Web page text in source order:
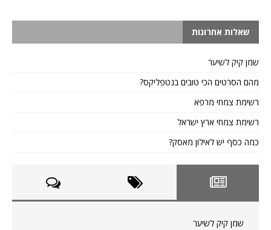
שאלות אחרונות
שמן קיק לשיער
מהם הסרטים הכי טובים בנטפליקס?
רשימת צמחי מרפא
רשימת צמחי ארץ ישראל
כמה כסף יש לאילון מאסק?
שמן קיק לשיער